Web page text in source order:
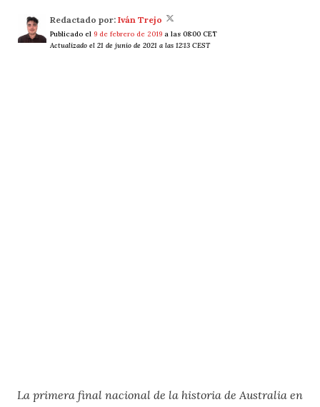
Redactado por: Iván Trejo
Publicado el 9 de febrero de 2019 a las 08:00 CET
Actualizado el 21 de junio de 2021 a las 12:13 CEST
La primera final nacional de la historia de Australia en